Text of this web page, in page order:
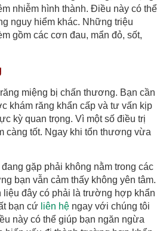
nhiễm hình thành. Điều này có thể
nguy hiểm khác. Những triệu
gồm các cơn đau, mẩn đỏ, sốt,
miệng bị chấn thương. Bạn cần
khám răng khẩn cấp và tư vấn kịp
kỳ quan trọng. Vì một số điều trị
càng tốt. Ngay khi tổn thương vừa
gặp phải không nằm trong các
bạn vẫn cảm thấy không yên tâm.
liệu đây có phải là trường hợp khẩn
bạn cứ liên hệ ngay với chúng tôi
này có thể giúp bạn ngăn ngừa